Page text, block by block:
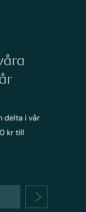
delta i vår
kr till